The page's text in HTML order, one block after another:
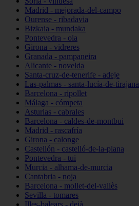
Madrid - mejorada-del-campo
Ourense - ribadavia
Bizkaia - mundaka
Pontevedra - oia
Girona - vidreres
Granada - pampaneira
Alicante - novelda
Santa-cruz-de-tenerife - adeje
Las-palmas - santa-lucía-de-tirajana
Barcelona - ripollet
Málaga - cómpeta
Asturias - cabrales
Barcelona - caldes-de-montbui
Madrid - rascafría
Girona - calonge
Castellón - castelló-de-la-plana
Pontevedra - tui
Murcia - alhama-de-murcia
Cantabria - noja
Barcelona - mollet-del-vallès
Sevilla - tomares
Illes-balears - deià